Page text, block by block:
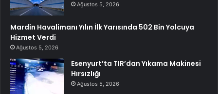
Ağustos 5, 2026
Mardin Havalimanı Yılın İlk Yarısında 502 Bin Yolcuya
Hizmet Verdi
Ağustos 5, 2026
Esenyurt’ta TIR’dan Yıkama Makinesi
Hırsızlığı
Ağustos 5, 2026